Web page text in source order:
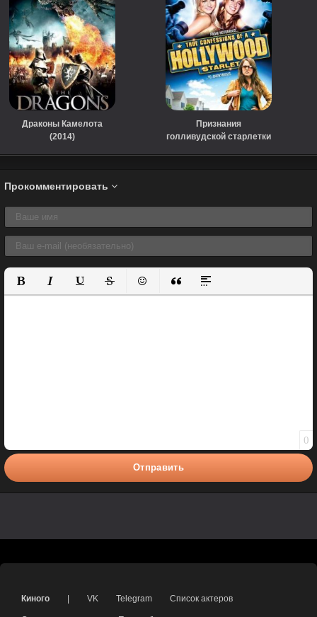
Драконы Камелота
(2014)
Признания
голливудской старлетки
Прокомментировать
Полужирный
КурсивПодчеркнутый
ЗачеркнутыйВставить смайлик
Вставка цитаты
Вставка спойлера
0
Отправить
Киного VK Telegram Список актеров